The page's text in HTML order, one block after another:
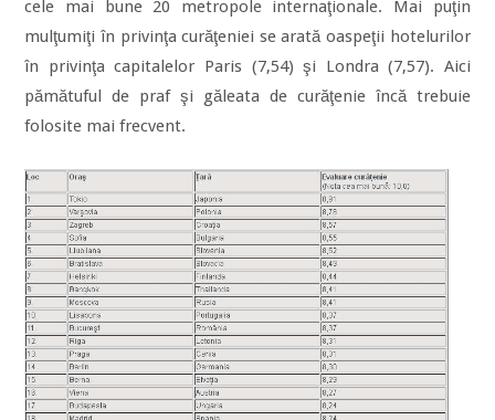
cele mai bune 20 metropole internaţionale. Mai puţin
mulţumiţi în privinţa curăţeniei se arată oaspeţii hotelurilor
în privinţa capitalelor Paris (7,54) şi Londra (7,57). Aici
pămătuful de praf şi găleata de curăţenie încă trebuie
folosite mai frecvent.